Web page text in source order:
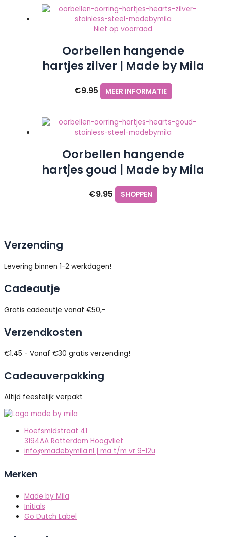
Niet op voorraad
Oorbellen hangende
hartjes zilver | Made by Mila
€9.95 MEER INFORMATIE
Oorbellen hangende
hartjes goud | Made by Mila
€9.95 SHOPPEN
Verzending
Levering binnen 1-2 werkdagen!
Cadeautje
Gratis cadeautje vanaf €50,-
Verzendkosten
€1.45 - Vanaf €30 gratis verzending!
Cadeauverpakking
Altijd feestelijk verpakt
Hoefsmidstraat 41
3194AA Rotterdam Hoogvliet
info@madebymila.nl | ma t/m vr 9-12u
Merken
Made by Mila
Initials
Go Dutch Label